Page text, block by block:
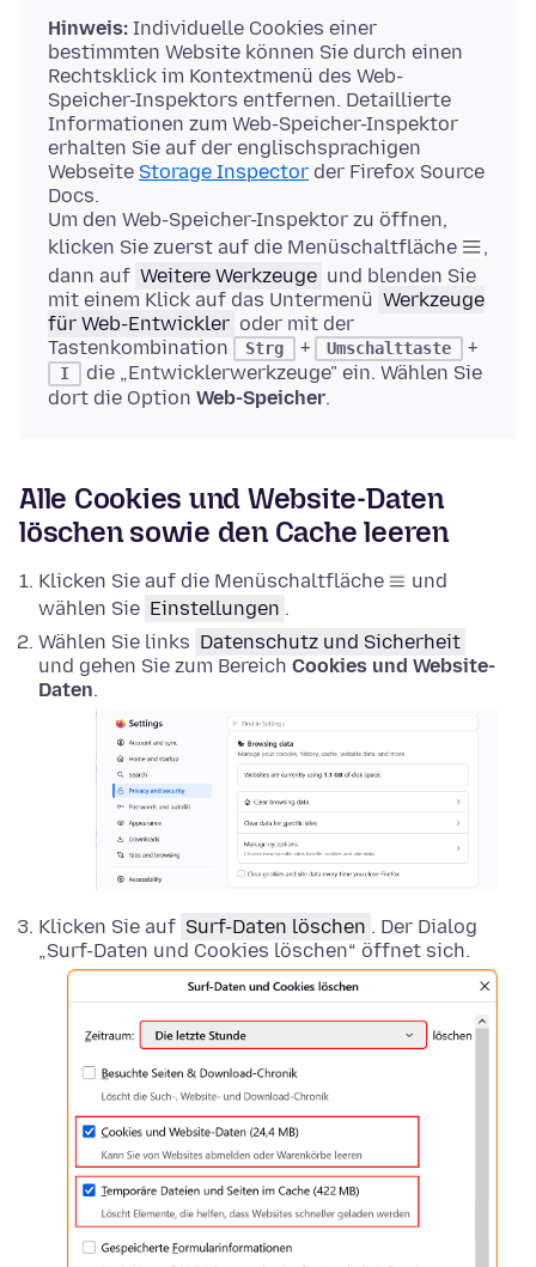
Hinweis: Individuelle Cookies einer
bestimmten Website können Sie durch einen
Rechtsklick im Kontextmenü des Web-
Speicher-Inspektors entfernen. Detaillierte
Informationen zum Web-Speicher-Inspektor
erhalten Sie auf der englischsprachigen
Webseite Storage Inspector der Firefox Source
Docs.
Um den Web-Speicher-Inspektor zu öffnen,
klicken Sie zuerst auf die Menüschaltfläche
,
dann auf Weitere Werkzeuge und blenden Sie
mit einem Klick auf das Untermenü Werkzeuge
für Web-Entwickler oder mit der
Tastenkombination
Strg + Umschalttaste +
I
die „Entwicklerwerkzeuge" ein. Wählen Sie
dort die Option Web-Speicher.
Alle Cookies und Website-Daten
löschen sowie den Cache leeren
Klicken Sie auf die Menüschaltfläche
und
wählen Sie Einstellungen .
Wählen Sie links Datenschutz und Sicherheit
und gehen Sie zum Bereich Cookies und Website-
Daten.
Klicken Sie auf Surf-Daten löschen . Der Dialog
„Surf-Daten und Cookies löschen“ öffnet sich.